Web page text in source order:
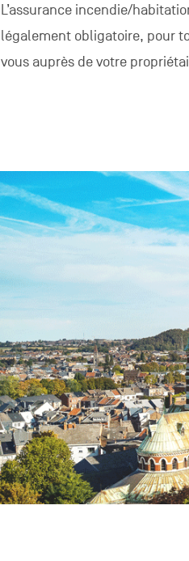
L’assurance incendie/
légalement obligatoire, pour
vous auprès de votre